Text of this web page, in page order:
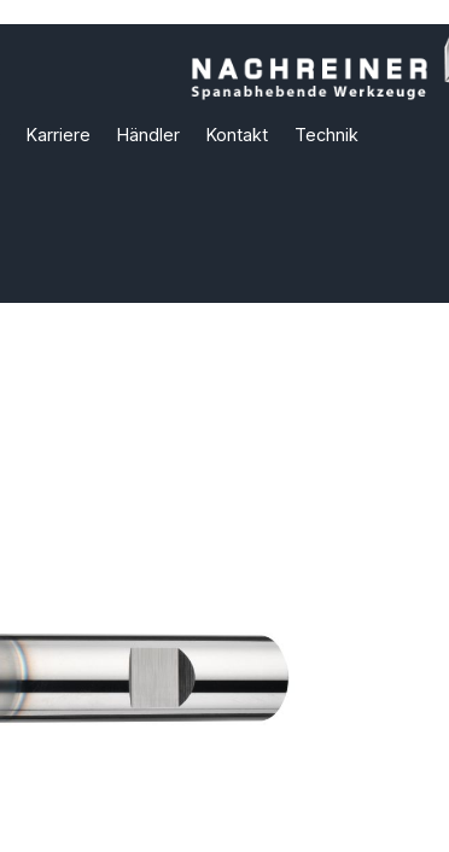
Karriere Händler Kontakt Technik